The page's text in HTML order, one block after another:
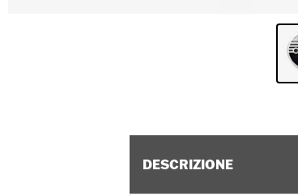
DESCRIZIONE